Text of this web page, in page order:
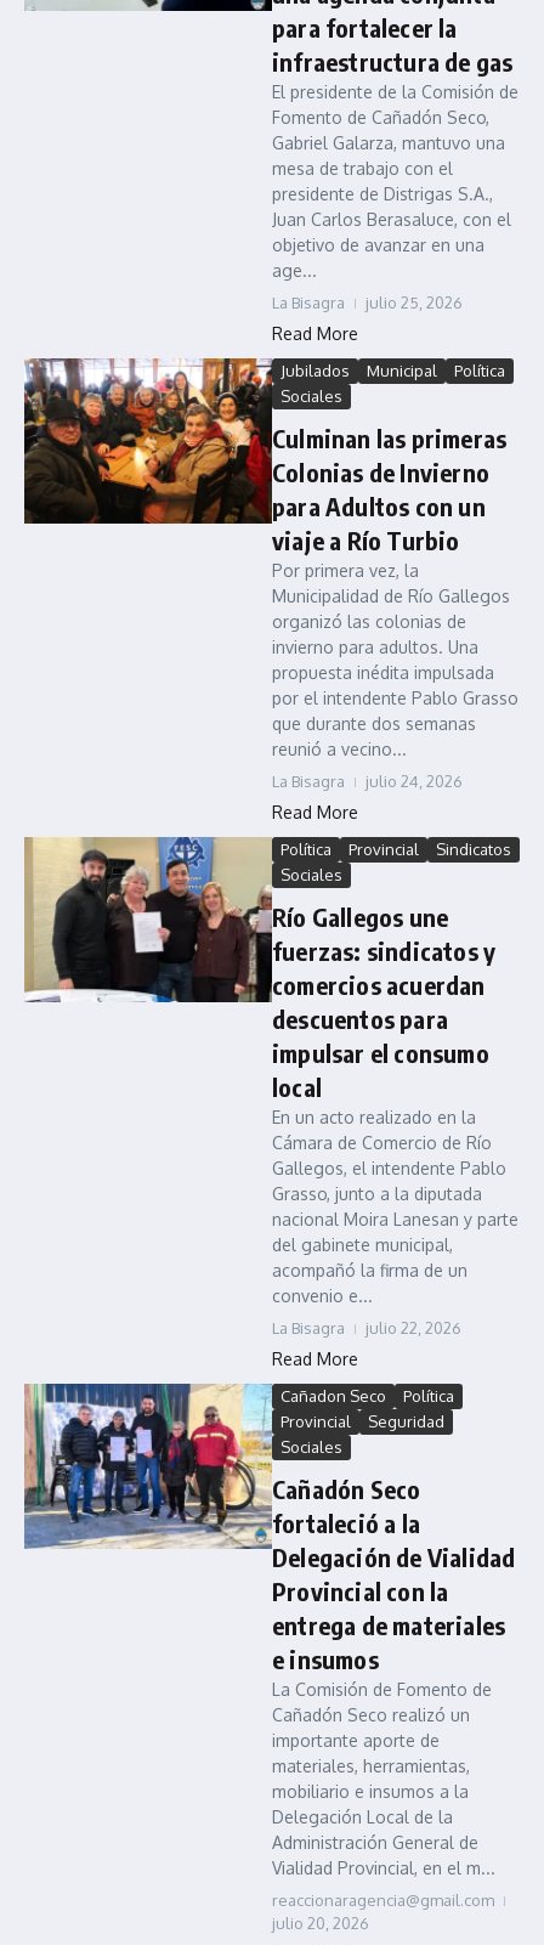
para fortalecer la
infraestructura de gas
El presidente de la Comisión de
Fomento de Cañadón Seco,
Gabriel Galarza, mantuvo una
mesa de trabajo con el
presidente de Distrigas S.A.,
Juan Carlos Berasaluce, con el
objetivo de avanzar en una
age...
La Bisagra julio 25, 2026
Read More
Jubilados Municipal
Política
Sociales
Culminan las primeras
Colonias de Invierno
para Adultos con un
viaje a Río Turbio
Por primera vez, la
Municipalidad de Río Gallegos
organizó las colonias de
invierno para adultos. Una
propuesta inédita impulsada
por el intendente Pablo Grasso
que durante dos semanas
reunió a vecino...
La Bisagra julio 24, 2026
Read More
Política Provincial
Sindicatos
Sociales
Río Gallegos une
fuerzas: sindicatos y
comercios acuerdan
descuentos para
impulsar el consumo
local
En un acto realizado en la
Cámara de Comercio de Río
Gallegos, el intendente Pablo
Grasso, junto a la diputada
nacional Moira Lanesan y parte
del gabinete municipal,
acompañó la firma de un
convenio e...
La Bisagra julio 22, 2026
Read More
Cañadon Seco
Política
Provincial
Seguridad
Sociales
Cañadón Seco
fortaleció a la
Delegación de Vialidad
Provincial con la
entrega de materiales
e insumos
La Comisión de Fomento de
Cañadón Seco realizó un
importante aporte de
materiales, herramientas,
mobiliario e insumos a la
Delegación Local de la
Administración General de
Vialidad Provincial, en el m...
reaccionaragencia@gmail.com
julio 20, 2026